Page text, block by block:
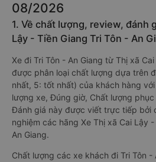
08/2026
1. Về chất lượng, review, đánh
Lậy - Tiền Giang Tri Tôn - An
Xe đi Tri Tôn - An Giang từ Thị xã
được phân loại chất lượng dựa trên
nhất, 5: tốt nhất) của khách hàng
lượng xe, Đúng giờ, Chất lượng phục
Đánh giá này được viết trực tiếp bởi
nghiệm các hãng Xe Thị xã Cai Lậy
An Giang.
Chất lượng các xe khách đi Tri Tôn -